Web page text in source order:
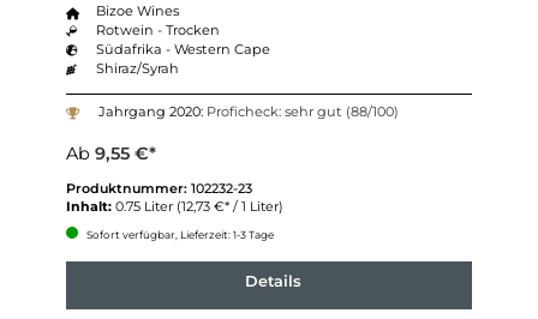
Bizoe Wines
Rotwein - Trocken
Südafrika - Western Cape
Shiraz/Syrah
Jahrgang 2020: Proficheck: sehr gut (88/100)
Ab 9,55 €*
Produktnummer: 102232-23
Inhalt: 0.75 Liter (12,73 €* / 1 Liter)
Sofort verfügbar, Lieferzeit: 1-3 Tage
Details